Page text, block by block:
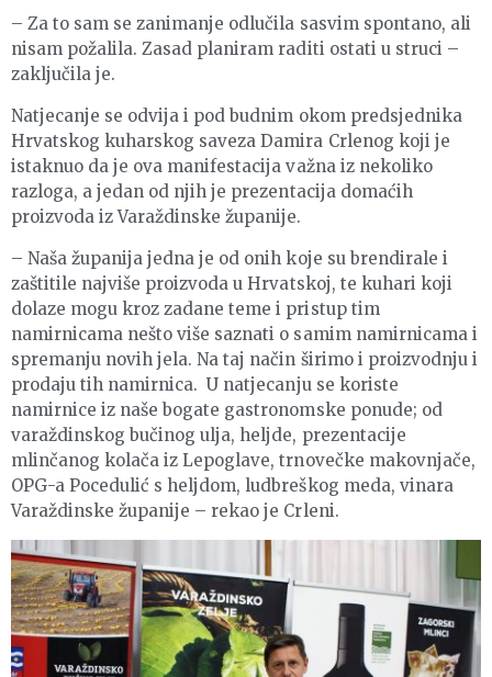
– Za to sam se zanimanje odlučila sasvim spontano, ali
nisam požalila. Zasad planiram raditi ostati u struci –
zaključila je.
Natjecanje se odvija i pod budnim okom predsjednika
Hrvatskog kuharskog saveza Damira Crlenog koji je
istaknuo da je ova manifestacija važna iz nekoliko
razloga, a jedan od njih je prezentacija domaćih
proizvoda iz Varaždinske županije.
– Naša županija jedna je od onih koje su brendirale i
zaštitile najviše proizvoda u Hrvatskoj, te kuhari koji
dolaze mogu kroz zadane teme i pristup tim
namirnicama nešto više saznati o samim namirnicama i
spremanju novih jela. Na taj način širimo i proizvodnju i
prodaju tih namirnica. U natjecanju se koriste
namirnice iz naše bogate gastronomske ponude; od
varaždinskog bučinog ulja, heljde, prezentacije
mlinčanog kolača iz Lepoglave, trnovečke makovnjače,
OPG-a Pocedulić s heljdom, ludbreškog meda, vinara
Varaždinske županije – rekao je Crleni.